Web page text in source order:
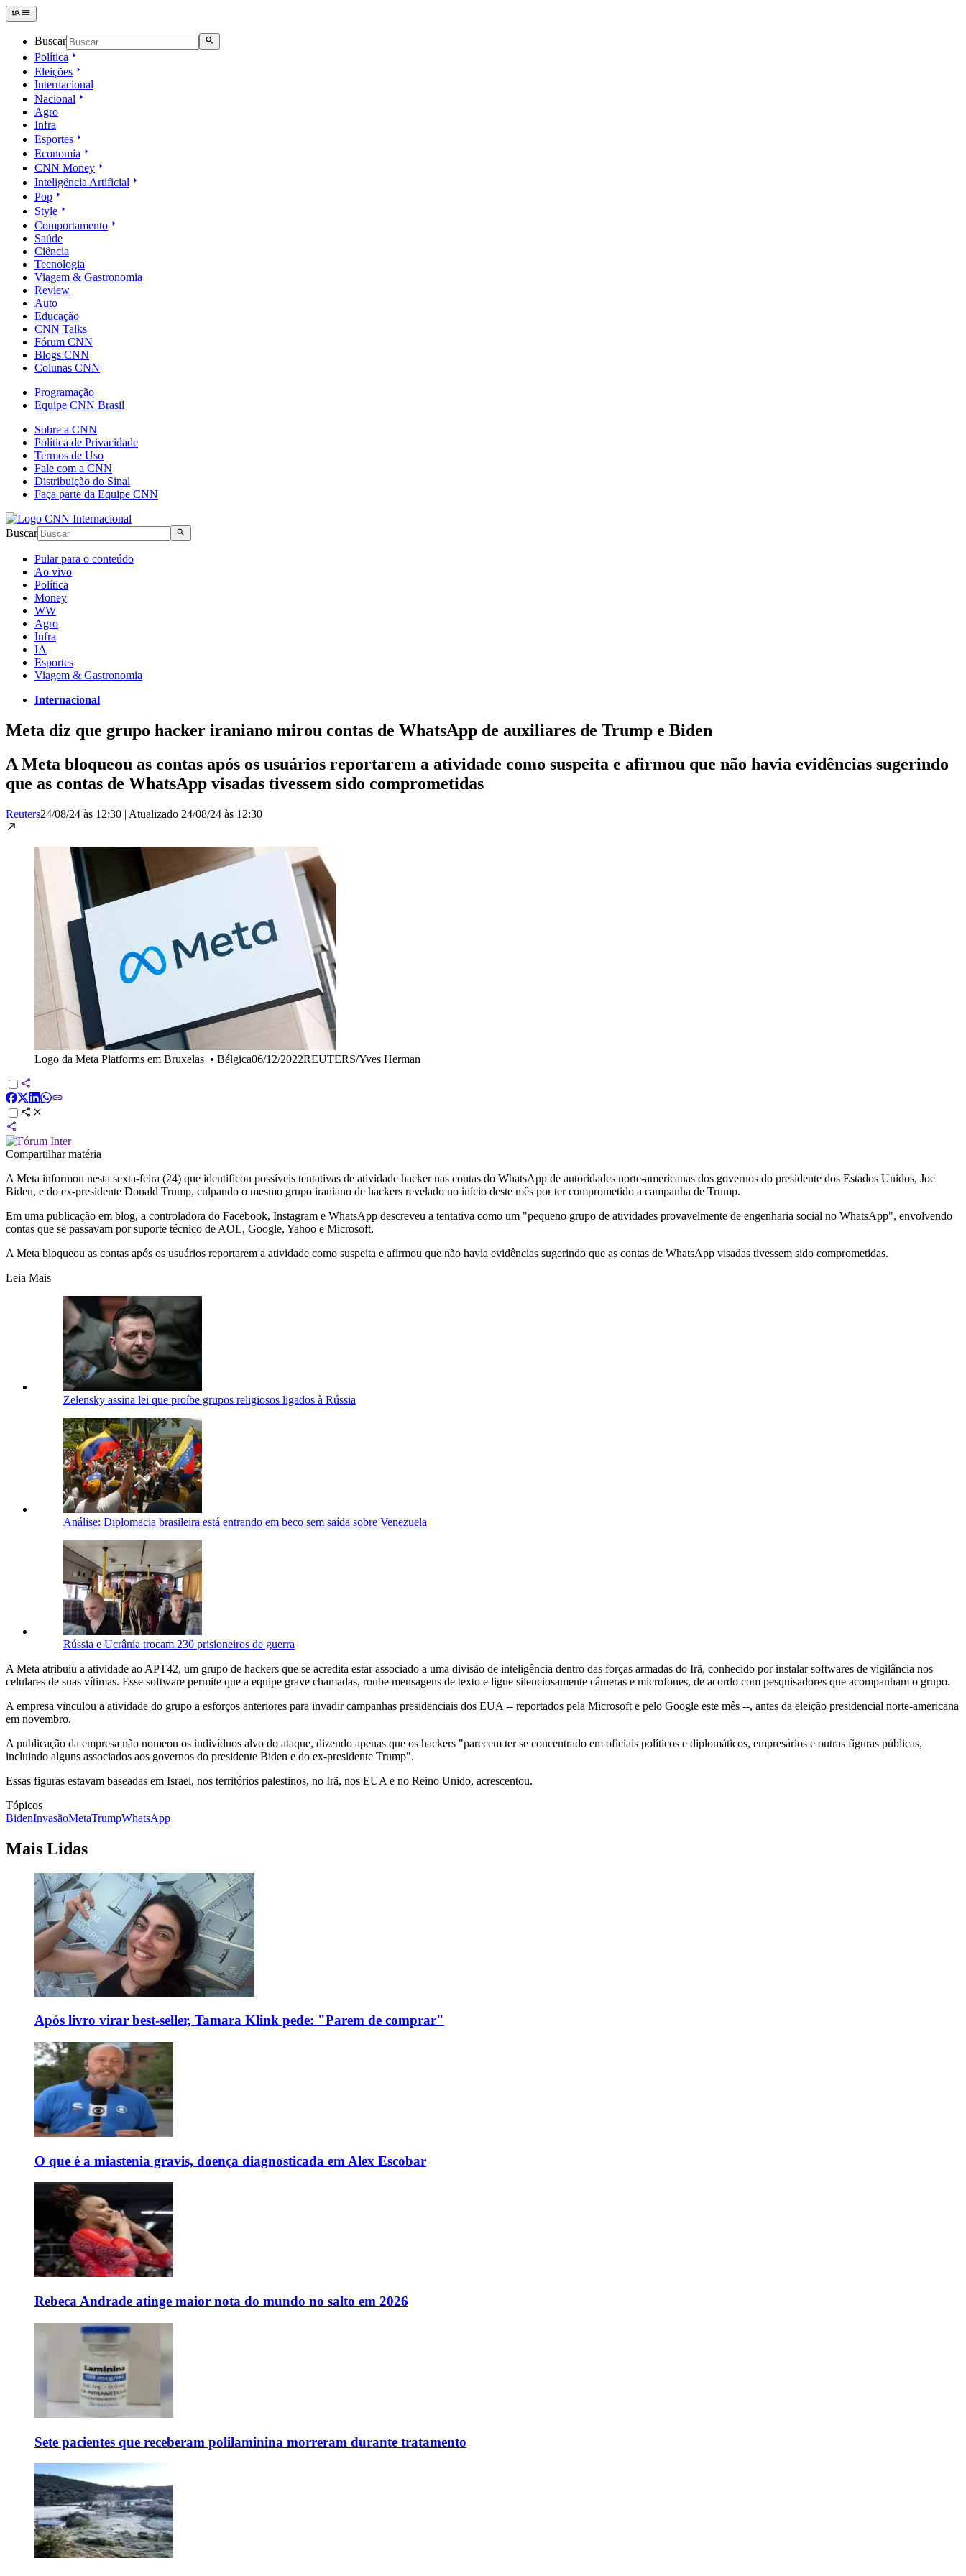
Buscar
Política
Eleições
Internacional
Nacional
Agro
Infra
Esportes
Economia
CNN Money
Inteligência Artificial
Pop
Style
Comportamento
Saúde
Ciência
Tecnologia
Viagem & Gastronomia
Review
Auto
Educação
CNN Talks
Fórum CNN
Blogs CNN
Colunas CNN
Programação
Equipe CNN Brasil
Sobre a CNN
Política de Privacidade
Termos de Uso
Fale com a CNN
Distribuição do Sinal
Faça parte da Equipe CNN
Buscar
Pular para o conteúdo
Ao vivo
Política
Money
WW
Agro
Infra
IA
Esportes
Viagem & Gastronomia
Internacional
Meta diz que grupo hacker iraniano mirou contas de WhatsApp de auxiliares de Trump e Biden
A Meta bloqueou as contas após os usuários reportarem a atividade como suspeita e afirmou que não havia evidências sugerindo
que as contas de WhatsApp visadas tivessem sido comprometidas
Reuters24/08/24 às 12:30 | Atualizado 24/08/24 às 12:30
Logo da Meta Platforms em Bruxelas • Bélgica06/12/2022REUTERS/Yves Herman
Compartilhar matéria
A Meta informou nesta sexta-feira (24) que identificou possíveis tentativas de atividade hacker nas contas do WhatsApp de autoridades norte-americanas dos governos do presidente dos Estados Unidos, Joe
Biden, e do ex-presidente Donald Trump, culpando o mesmo grupo iraniano de hackers revelado no início deste mês por ter comprometido a campanha de Trump.
Em uma publicação em blog, a controladora do Facebook, Instagram e WhatsApp descreveu a tentativa como um "pequeno grupo de atividades provavelmente de engenharia social no WhatsApp", envolvendo
contas que se passavam por suporte técnico de AOL, Google, Yahoo e Microsoft.
A Meta bloqueou as contas após os usuários reportarem a atividade como suspeita e afirmou que não havia evidências sugerindo que as contas de WhatsApp visadas tivessem sido comprometidas.
Leia Mais
Zelensky assina lei que proíbe grupos religiosos ligados à Rússia
Análise: Diplomacia brasileira está entrando em beco sem saída sobre Venezuela
Rússia e Ucrânia trocam 230 prisioneiros de guerra
A Meta atribuiu a atividade ao APT42, um grupo de hackers que se acredita estar associado a uma divisão de inteligência dentro das forças armadas do Irã, conhecido por instalar softwares de vigilância nos
celulares de suas vítimas. Esse software permite que a equipe grave chamadas, roube mensagens de texto e ligue silenciosamente câmeras e microfones, de acordo com pesquisadores que acompanham o grupo.
A empresa vinculou a atividade do grupo a esforços anteriores para invadir campanhas presidenciais dos EUA -- reportados pela Microsoft e pelo Google este mês --, antes da eleição presidencial norte-americana
em novembro.
A publicação da empresa não nomeou os indivíduos alvo do ataque, dizendo apenas que os hackers "parecem ter se concentrado em oficiais políticos e diplomáticos, empresários e outras figuras públicas,
incluindo alguns associados aos governos do presidente Biden e do ex-presidente Trump".
Essas figuras estavam baseadas em Israel, nos territórios palestinos, no Irã, nos EUA e no Reino Unido, acrescentou.
Tópicos
BidenInvasãoMetaTrumpWhatsApp
Mais Lidas
Após livro virar best-seller, Tamara Klink pede: "Parem de comprar"
O que é a miastenia gravis, doença diagnosticada em Alex Escobar
Rebeca Andrade atinge maior nota do mundo no salto em 2026
Sete pacientes que receberam polilaminina morreram durante tratamento